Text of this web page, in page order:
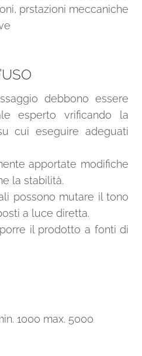
prstazioni meccaniche
debbono essere
esperto vrificando la
cui eseguire adeguati
apportate modifiche
la stabilità.
possono mutare il tono
a luce diretta.
il prodotto a fonti di
1000 max. 5000